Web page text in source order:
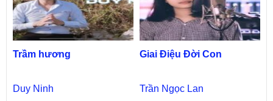
Trầm hương
Duy Ninh
Giai Điệu Đời Con
Trần Ngọc Lan